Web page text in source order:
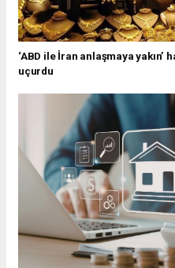
‘ABD ile İran anlaşmaya yakın’
uçurdu